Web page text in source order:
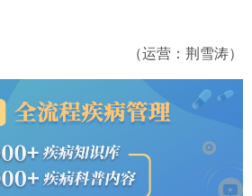
（运营：荆雪涛）